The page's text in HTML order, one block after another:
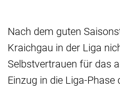
Nach dem guten
Kraichgau in der Liga
Selbstvertrauen für das
Einzug in die Liga-